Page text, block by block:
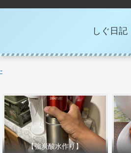
しぐ日記
-
【強炭酸水作り】